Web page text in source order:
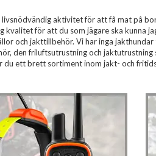
aktivitet för att få mat på
för att du som jägare ska kunna
och jakttillbehör. Vi har inga
den friluftsutrustning och
ett brett sortiment inom jakt- och